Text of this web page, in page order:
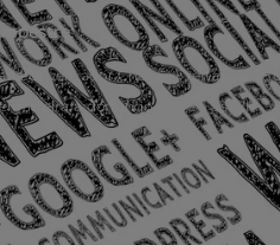
Governador Chagas Freitas –
feira a domingo, das 9h às 17h